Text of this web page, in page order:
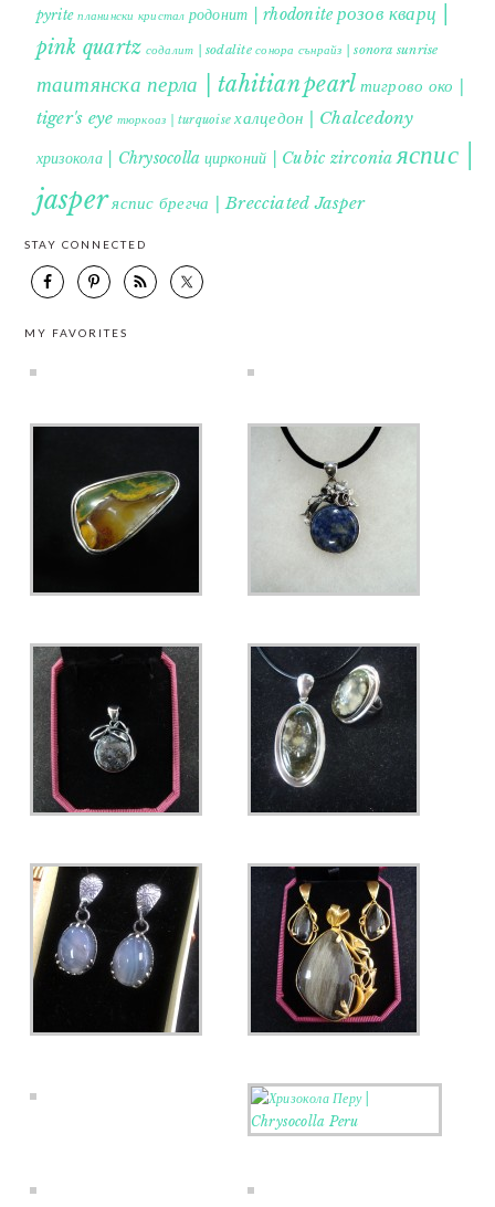
pyrite планински кристал родонит | rhodonite розов кварц |
pink quartz содалит | sodalite сонора сънрайз | sonora sunrise
таитянска перла | tahitian pearl тигрово око |
tiger's eye тюркоаз | turquoise халцедон | Chalcedony
хризокола | Chrysocolla цирконий | Cubic zirconia яспис |
jasperяспис брегча | Brecciated Jasper
STAY CONNECTED
MY FAVORITES